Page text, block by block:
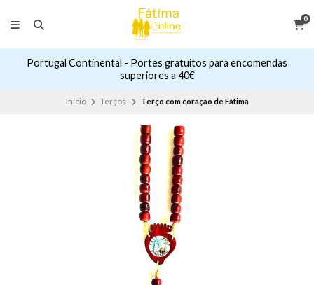
0
Portugal Continental - Portes gratuitos para encomendas
superiores a 40€
Início Terços Terço com coração de Fátima